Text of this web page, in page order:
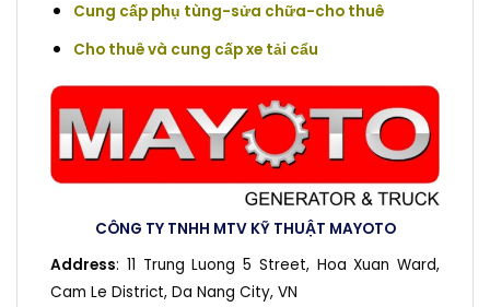
Cung cấp phụ tùng-sửa chữa-cho thuê
Cho thuê và cung cấp xe tải cẩu
CÔNG TY TNHH MTV KỸ THUẬT MAYOTO
Address: 11 Trung Luong 5 Street, Hoa Xuan Ward,
Cam Le District, Da Nang City, VN